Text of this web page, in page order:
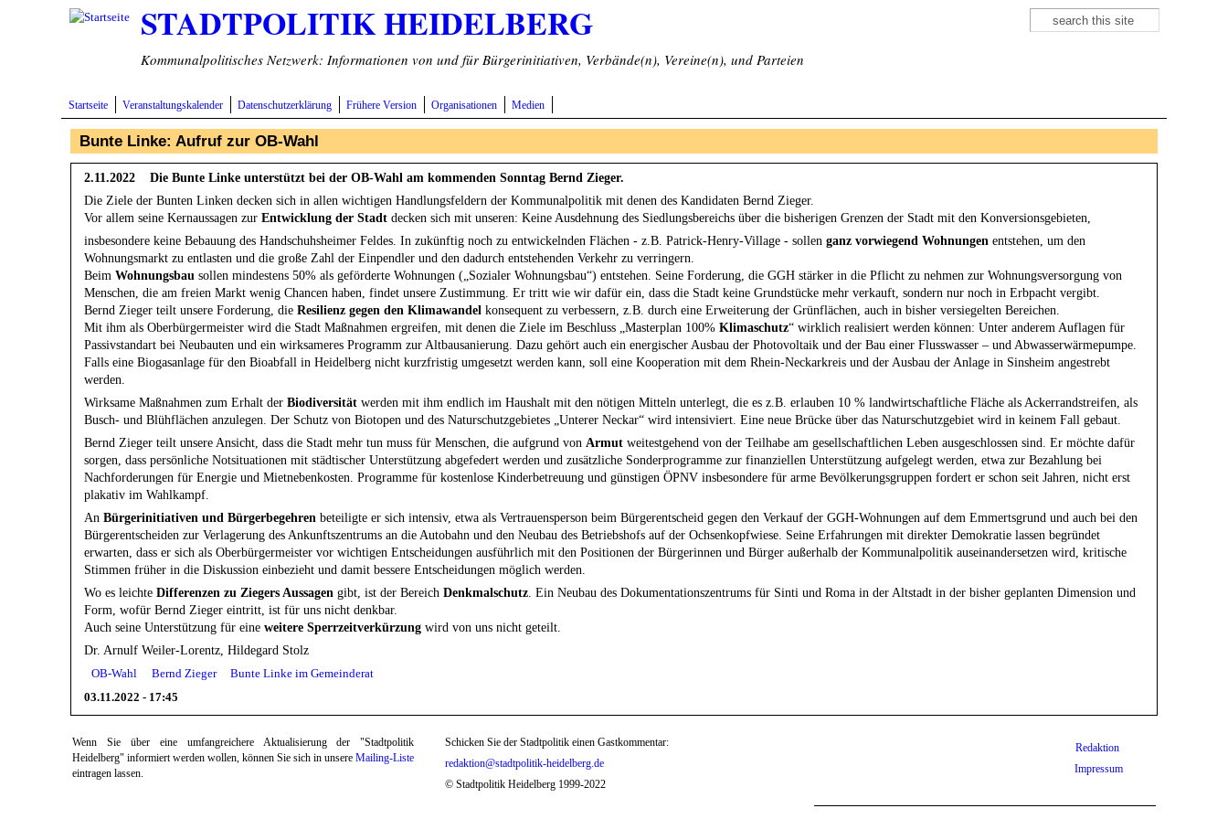
Direkt zum Inhalt STADTPOLITIK HEIDELBERG
Kommunalpolitisches Netzwerk: Informationen von und für Bürgerinitiativen, Verbände(n), Vereine(n), und Parteien
Suchformular
Suche
Startseite Veranstaltungskalender Datenschutzerklärung Frühere Version Organisationen Medien
Bunte Linke: Aufruf zur OB-Wahl
2.11.2022 Die Bunte Linke unterstützt bei der OB-Wahl am kommenden Sonntag Bernd Zieger.
Die Ziele der Bunten Linken decken sich in allen wichtigen Handlungsfeldern der Kommunalpolitik mit denen des Kandidaten Bernd Zieger.
Vor allem seine Kernaussagen zurEntwicklung der Stadtdecken sich mit unseren: Keine Ausdehnung des Siedlungsbereichs über die bisherigen Grenzen der Stadt mit den Konversionsgebieten,
insbesondere keine Bebauung des Handschuhsheimer Feldes. In zukünftig noch zu entwickelnden Flächen - z.B. Patrick-Henry-Village - sollenganz vorwiegend Wohnungen entstehen, um den
Wohnungsmarkt zu entlasten und die große Zahl der Einpendler und den dadurch entstehenden Verkehr zu verringern.
BeimWohnungsbausollen mindestens 50% als geförderte Wohnungen („Sozialer Wohnungsbau“) entstehen. Seine Forderung, die GGH stärker in die Pflicht zu nehmen zur Wohnungsversorgung von
Menschen, die am freien Markt wenig Chancen haben, findet unsere Zustimmung. Er tritt wie wir dafür ein, dass die Stadt keine Grundstücke mehr verkauft, sondern nur noch in Erbpacht vergibt.
Bernd Zieger teilt unsere Forderung, dieResilienz gegen den Klimawandelkonsequent zu verbessern, z.B. durch eine Erweiterung der Grünflächen, auch in bisher versiegelten Bereichen.
Mit ihm als Oberbürgermeister wird die Stadt Maßnahmen ergreifen, mit denen die Ziele im Beschluss „Masterplan 100%Klimaschutz“ wirklich realisiert werden können: Unter anderem Auflagen für
Passivstandart bei Neubauten und ein wirksameres Programm zur Altbausanierung. Dazu gehört auch ein energischer Ausbau der Photovoltaik und der Bau einer Flusswasser – und Abwasserwärmepumpe.
Falls eine Biogasanlage für den Bioabfall in Heidelberg nicht kurzfristig umgesetzt werden kann, soll eine Kooperation mit dem Rhein-Neckarkreis und der Ausbau der Anlage in Sinsheim angestrebt
werden.
Wirksame Maßnahmen zum Erhalt derBiodiversitätwerden mit ihm endlich im Haushalt mit den nötigen Mitteln unterlegt, die es z.B. erlauben 10 % landwirtschaftliche Fläche als Ackerrandstreifen, als
Busch- und Blühflächen anzulegen. Der Schutz von Biotopen und des Naturschutzgebietes „Unterer Neckar“ wird intensiviert. Eine neue Brücke über das Naturschutzgebiet wird in keinem Fall gebaut.
Bernd Zieger teilt unsere Ansicht, dass die Stadt mehr tun muss für Menschen, die aufgrund vonArmut weitestgehend von der Teilhabe am gesellschaftlichen Leben ausgeschlossen sind. Er möchte dafür
sorgen, dass persönliche Notsituationen mit städtischer Unterstützung abgefedert werden und zusätzliche Sonderprogramme zur finanziellen Unterstützung aufgelegt werden, etwa zur Bezahlung bei
Nachforderungen für Energie und Mietnebenkosten. Programme für kostenlose Kinderbetreuung und günstigen ÖPNV insbesondere für arme Bevölkerungsgruppen fordert er schon seit Jahren, nicht erst
plakativ im Wahlkampf.
AnBürgerinitiativen und Bürgerbegehren beteiligte er sich intensiv, etwa als Vertrauensperson beim Bürgerentscheid gegen den Verkauf der GGH-Wohnungen auf dem Emmertsgrund und auch bei den
Bürgerentscheiden zur Verlagerung des Ankunftszentrums an die Autobahn und den Neubau des Betriebshofs auf der Ochsenkopfwiese. Seine Erfahrungen mit direkter Demokratie lassen begründet
erwarten, dass er sich als Oberbürgermeister vor wichtigen Entscheidungen ausführlich mit den Positionen der Bürgerinnen und Bürger außerhalb der Kommunalpolitik auseinandersetzen wird, kritische
Stimmen früher in die Diskussion einbezieht und damit bessere Entscheidungen möglich werden.
Wo es leichteDifferenzen zu Ziegers Aussagengibt, ist der BereichDenkmalschutz. Ein Neubau des Dokumentationszentrums für Sinti und Roma in der Altstadt in der bisher geplanten Dimension und
Form, wofür Bernd Zieger eintritt, ist für uns nicht denkbar.
Auch seine Unterstützung für eineweitere Sperrzeitverkürzung wird von uns nicht geteilt.
Dr. Arnulf Weiler-Lorentz, Hildegard Stolz
OB-Wahl
Bernd Zieger
Bunte Linke im Gemeinderat
03.11.2022 - 17:45
Wenn Sie über eine umfangreichere Aktualisierung der "Stadtpolitik
Heidelberg" informiert werden wollen, können Sie sich in unsereMailing-Liste
eintragen lassen.
Schicken Sie der Stadtpolitik einen Gastkommentar:
redaktion@stadtpolitik-heidelberg.de
© Stadtpolitik Heidelberg 1999-2022
Redaktion
Impressum